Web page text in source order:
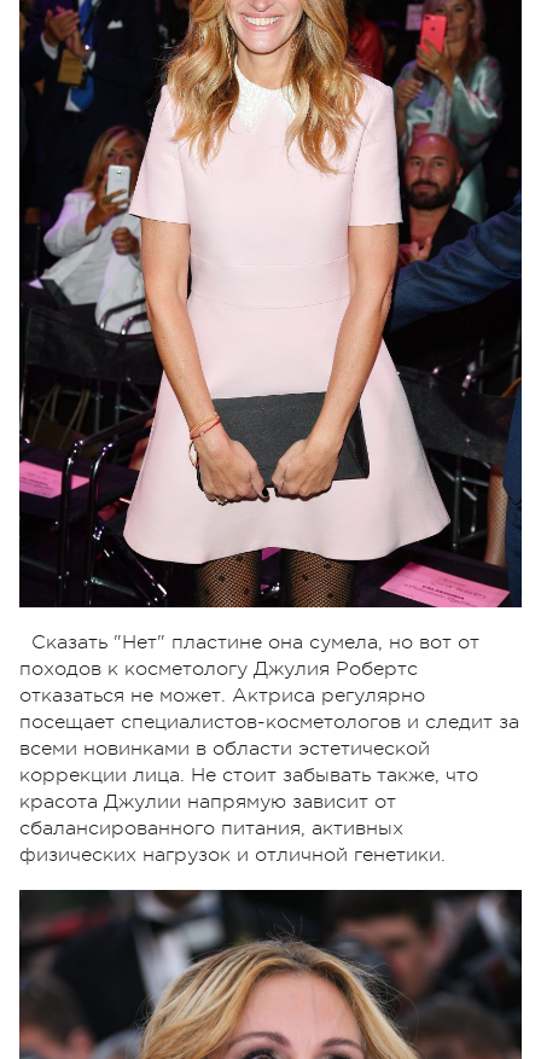
Сказать "Нет" пластине она сумела, но вот от
походов к косметологу Джулия Робертс
отказаться не может. Актриса регулярно
посещает специалистов-косметологов и следит за
всеми новинками в области эстетической
коррекции лица. Не стоит забывать также, что
красота Джулии напрямую зависит от
сбалансированного питания, активных
физических нагрузок и отличной генетики.